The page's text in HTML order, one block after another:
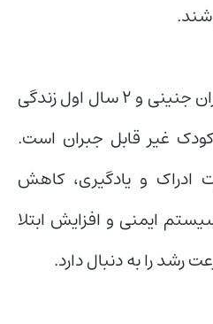
اثرات نامطلوب روی در دوران جنینی و ۲ سال اول زندگی
غیر قابل جبران است.
و یادگیری، کاهش
ایمنی و افزایش ابتلا
را به دنبال دارد.